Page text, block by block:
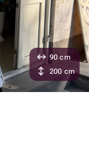
90 cm
200 cm